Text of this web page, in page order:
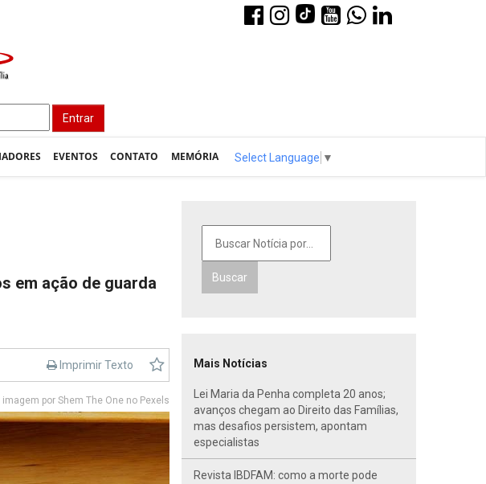
Entrar
EVENTOS CONTATO MEMÓRIA Select Language ▼
em ação de guarda
Imprimir Texto
imagem por Shem The One no Pexels
Buscar
Mais Notícias
Lei Maria da Penha completa 20 anos;
avanços chegam ao Direito das Famílias,
mas desafios persistem, apontam
especialistas
Revista IBDFAM: como a morte pode